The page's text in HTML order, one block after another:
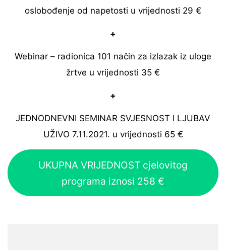
oslobođenje od napetosti u vrijednosti 29 €
+
Webinar – radionica 101 način za izlazak iz uloge
žrtve u vrijednosti 35 €
+
JEDNODNEVNI SEMINAR SVJESNOST I LJUBAV
UŽIVO 7.11.2021. u vrijednosti 65 €
UKUPNA VRIJEDNOST cjelovitog
programa iznosi 258 €